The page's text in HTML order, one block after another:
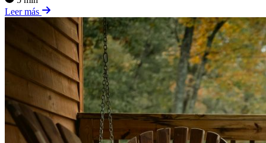
Leer más